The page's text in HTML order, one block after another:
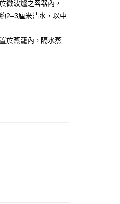
微波爐之容器內，
2–3厘米清水，以中
於蒸籠內，隔水蒸